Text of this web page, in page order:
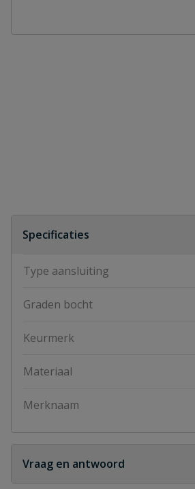
Specificaties
Type aansluiting
Graden bocht
Keurmerk
Materiaal
Merknaam
Vraag en antwoord